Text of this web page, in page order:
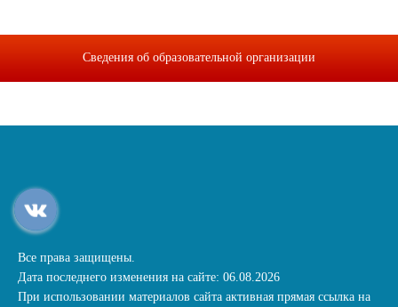
Сведения об образовательной организации
Все права защищены.
Дата последнего изменения на сайте: 06.08.2026
При использовании материалов сайта активная прямая ссылка на